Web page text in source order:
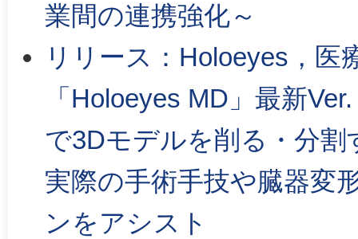
業間の連携強化～
リリース：Holoeyes，医
「Holoeyes MD」最新
で3Dモデルを削る・分
実際の手術手技や臓器変
ンをアシスト